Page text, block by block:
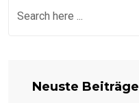
Neuste Beiträge